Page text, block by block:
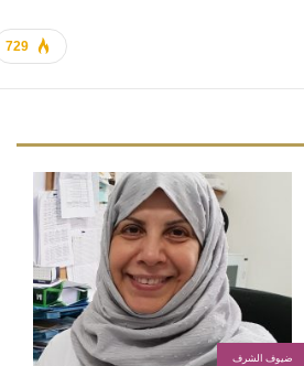
729
ضيوف الشرف